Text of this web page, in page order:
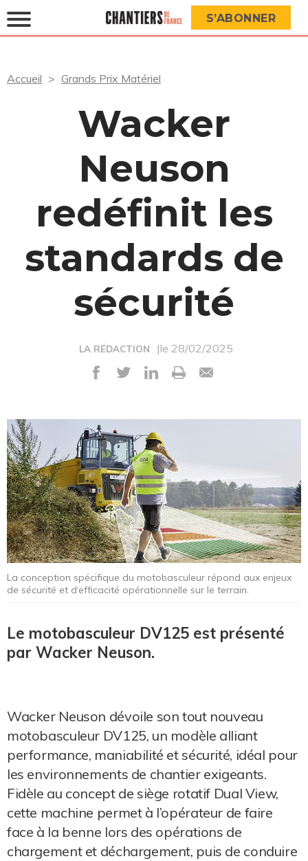
S’ABONNER
Accueil Grands Prix Matériel
Wacker
Neuson
redéfinit les
standards de
sécurité
LA RÉDACTION |le 28/02/2025
La conception spécifique du motobasculeur répond aux enjeux
de sécurité et d‘efficacité opérationnelle sur le terrain.
Le motobasculeur DV125 est présenté
par Wacker Neuson.
Wacker Neuson dévoile son tout nouveau
motobasculeur DV125, un modèle alliant
performance, maniabilité et sécurité, idéal pour
les environnements de chantier exigeants.
Fidèle au concept de siège rotatif Dual View,
cette machine permet à l’opérateur de faire
face à la benne lors des opérations de
chargement et déchargement, puis de conduire